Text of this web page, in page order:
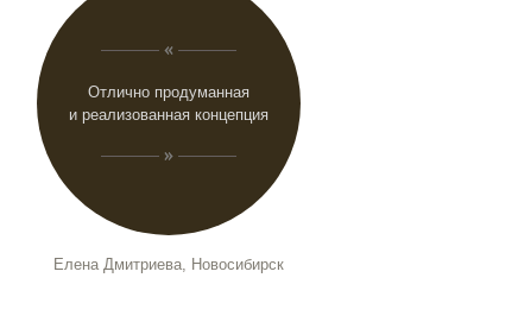
Отлично продуманная
и реализованная концепция
Елена Дмитриева, Новосибирск